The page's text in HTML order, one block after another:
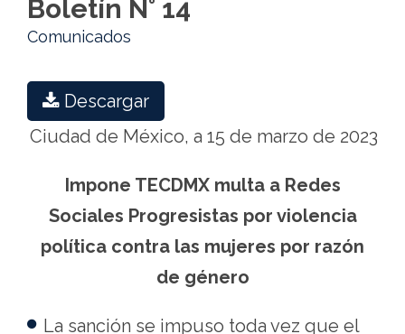
Boletín N° 14
Comunicados
Descargar
Ciudad de México, a 15 de marzo de 2023
Impone TECDMX multa a Redes
Sociales Progresistas por violencia
política contra las mujeres por razón
de género
La sanción se impuso toda vez que el